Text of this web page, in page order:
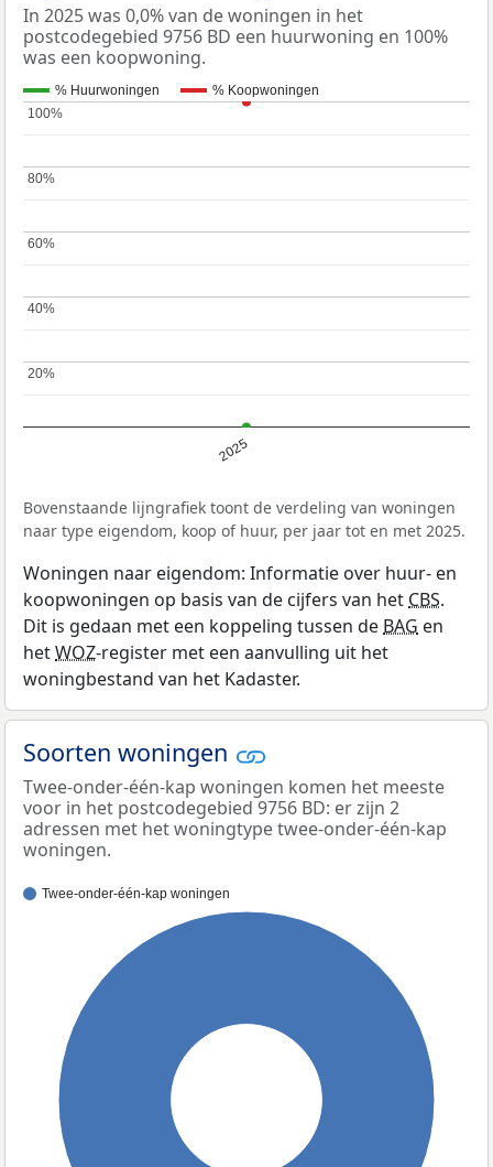
In 2025 was 0,0% van de woningen in het
postcodegebied 9756 BD een huurwoning en 100%
was een koopwoning.
% Huurwoningen % Koopwoningen
2025
20%
20%
40%
40%
60%
60%
80%
80%
100%
100%
Bovenstaande lijngrafiek toont de verdeling van woningen
naar type eigendom, koop of huur, per jaar tot en met 2025.
Woningen naar eigendom: Informatie over huur- en
koopwoningen op basis van de cijfers van hetCBS.
Dit is gedaan met een koppeling tussen deBAG en
hetWOZ-register met een aanvulling uit het
woningbestand van het Kadaster.
Soorten woningen
Twee-onder-één-kap woningen komen het meeste
voor in het postcodegebied 9756 BD: er zijn 2
adressen met het woningtype twee-onder-één-kap
woningen.
Twee-onder-één-kap woningen